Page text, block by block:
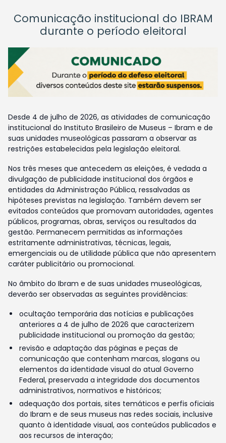
Comunicação institucional do IBRAM
durante o período eleitoral
Desde 4 de julho de 2026, as atividades de comunicação
institucional do Instituto Brasileiro de Museus – Ibram e de
suas unidades museológicas passaram a observar as
restrições estabelecidas pela legislação eleitoral.
Nos três meses que antecedem as eleições, é vedada a
divulgação de publicidade institucional dos órgãos e
entidades da Administração Pública, ressalvadas as
hipóteses previstas na legislação. Também devem ser
evitados conteúdos que promovam autoridades, agentes
públicos, programas, obras, serviços ou resultados da
gestão. Permanecem permitidas as informações
estritamente administrativas, técnicas, legais,
emergenciais ou de utilidade pública que não apresentem
caráter publicitário ou promocional.
No âmbito do Ibram e de suas unidades museológicas,
deverão ser observadas as seguintes providências:
ocultação temporária das notícias e publicações
anteriores a 4 de julho de 2026 que caracterizem
publicidade institucional ou promoção da gestão;
revisão e adaptação das páginas e peças de
comunicação que contenham marcas, slogans ou
elementos da identidade visual do atual Governo
Federal, preservada a integridade dos documentos
administrativos, normativos e históricos;
adequação dos portais, sites temáticos e perfis oficiais
do Ibram e de seus museus nas redes sociais, inclusive
quanto à identidade visual, aos conteúdos publicados e
aos recursos de interação;